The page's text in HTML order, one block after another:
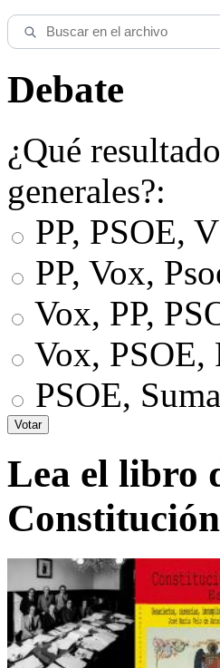
Debate
¿Qué
generales?:
PP, PSOE,
PP, Vox,
Vox, PP,
Vox, PSOE,
PSOE,
Lea el libro
Constitución